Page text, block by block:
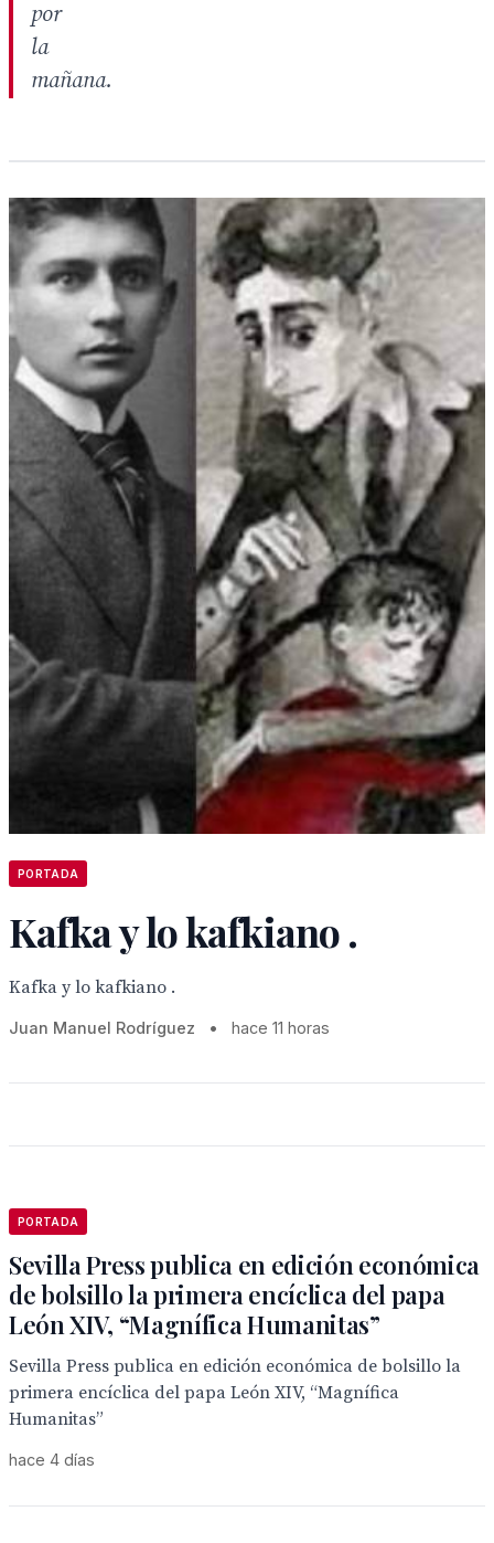
por
la
mañana.
PORTADA
Kafka y lo kafkiano .
Kafka y lo kafkiano .
Juan Manuel Rodríguez • hace 11 horas
PORTADA
Sevilla Press publica en edición económica
de bolsillo la primera encíclica del papa
León XIV, “Magnífica Humanitas”
Sevilla Press publica en edición económica de bolsillo la
primera encíclica del papa León XIV, “Magnífica
Humanitas”
hace 4 días